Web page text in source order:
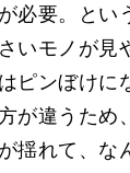
必要。
とい
いモノが見
ピンぼけに
が違うため
揺れて、な